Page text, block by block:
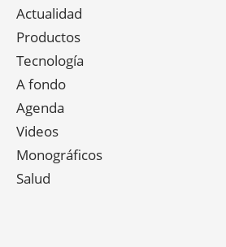
Actualidad
Productos
Tecnología
A fondo
Agenda
Videos
Monográficos
Salud